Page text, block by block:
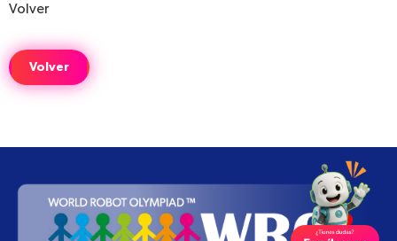
Volver
Volver